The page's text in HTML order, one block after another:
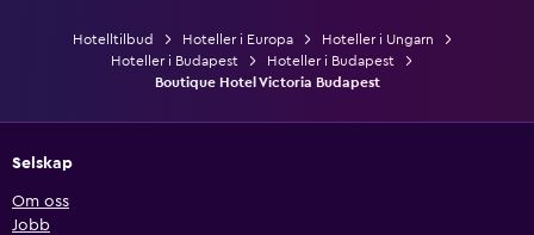
Hotelltilbud Hoteller i Europa
Hoteller i Ungarn
Hoteller i Budapest
Hoteller i Budapest
Boutique Hotel Victoria Budapest
Selskap
Om oss
Jobb